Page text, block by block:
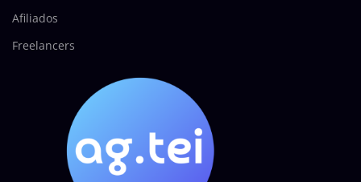
Afiliados
Freelancers